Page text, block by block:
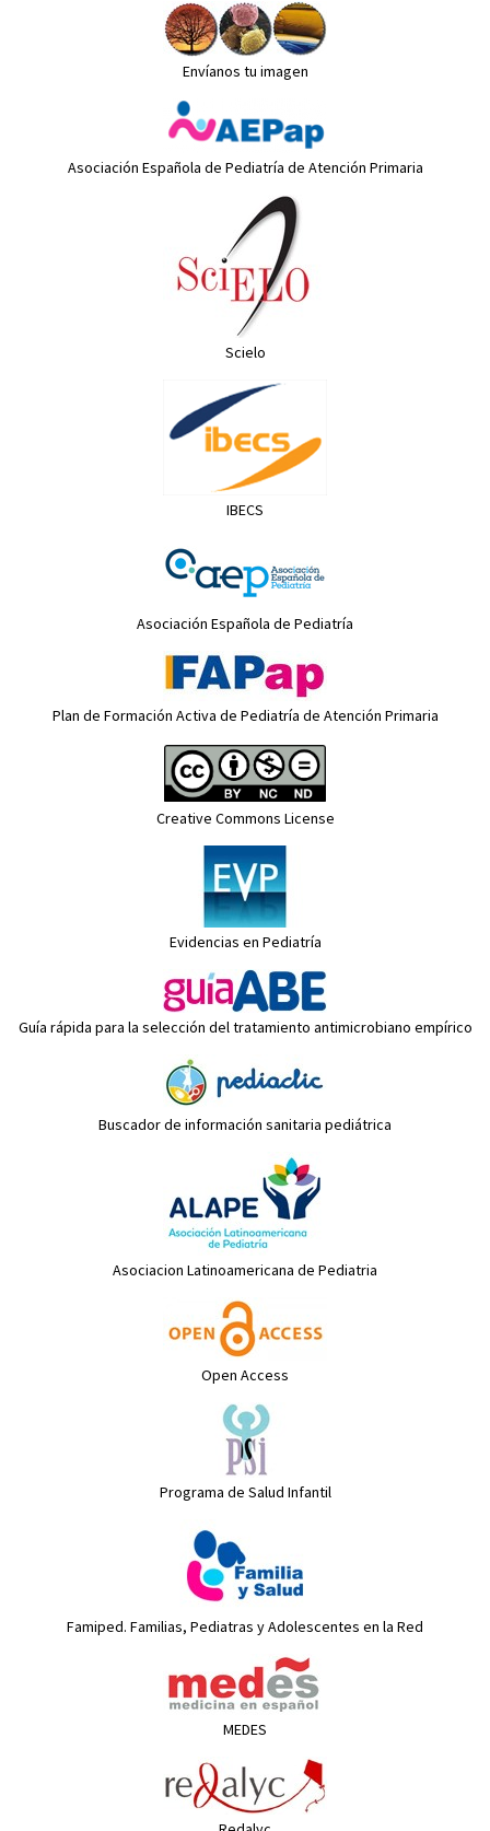
Envíanos tu imagen
Asociación Española de Pediatría de Atención Primaria
Scielo
IBECS
Asociación Española de Pediatría
Plan de Formación Activa de Pediatría de Atención Primaria
Creative Commons License
Evidencias en Pediatría
Guía rápida para la selección del tratamiento antimicrobiano empírico
Buscador de información sanitaria pediátrica
Asociacion Latinoamericana de Pediatria
Open Access
Programa de Salud Infantil
Famiped. Familias, Pediatras y Adolescentes en la Red
MEDES